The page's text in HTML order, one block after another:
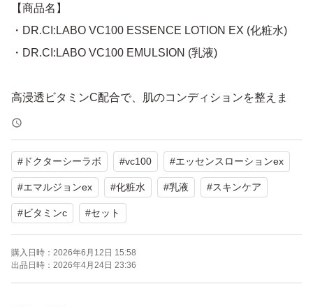
【商品名】
・DR.CI:LABO VC100 ESSENCE LOTION EX (化粧水)
・DR.CI:LABO VC100 EMULSION (乳液)
高浸透ビタミンC配合で、肌のコンディションを整えま
す。未使用品ですが、自宅保管品であることをご理解の
上、ご購入をお願いいたします。
【ブランド】Dr.Ci：Labo
【カテゴリ】化粧水、乳液
【カラー】ホワイト系
# ドクターシーラボ #vc100 #エッセンスローションex
#エマルジョンex #化粧水 #乳液 #スキンケア
#ビタミンc #セット
購入日時： 2026年6月12日 15:58
出品日時： 2026年4月24日 23:36